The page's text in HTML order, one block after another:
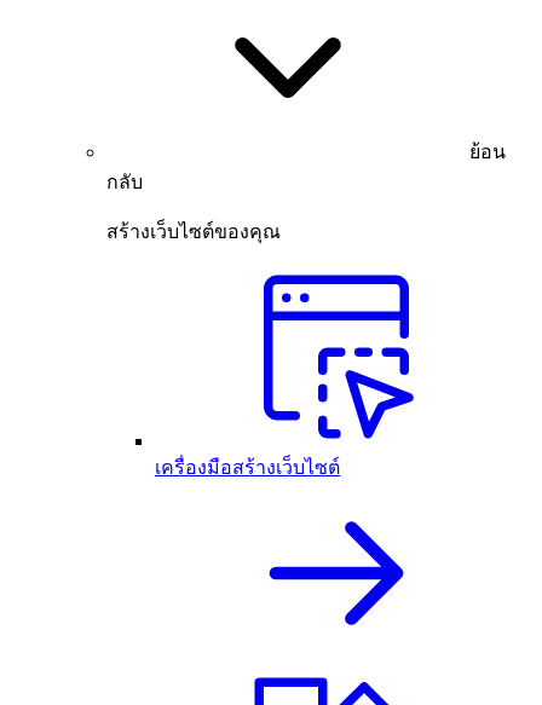
ย้อน
กลับ
สร้างเว็บไซต์ของคุณ
เครื่องมือสร้างเว็บไซต์